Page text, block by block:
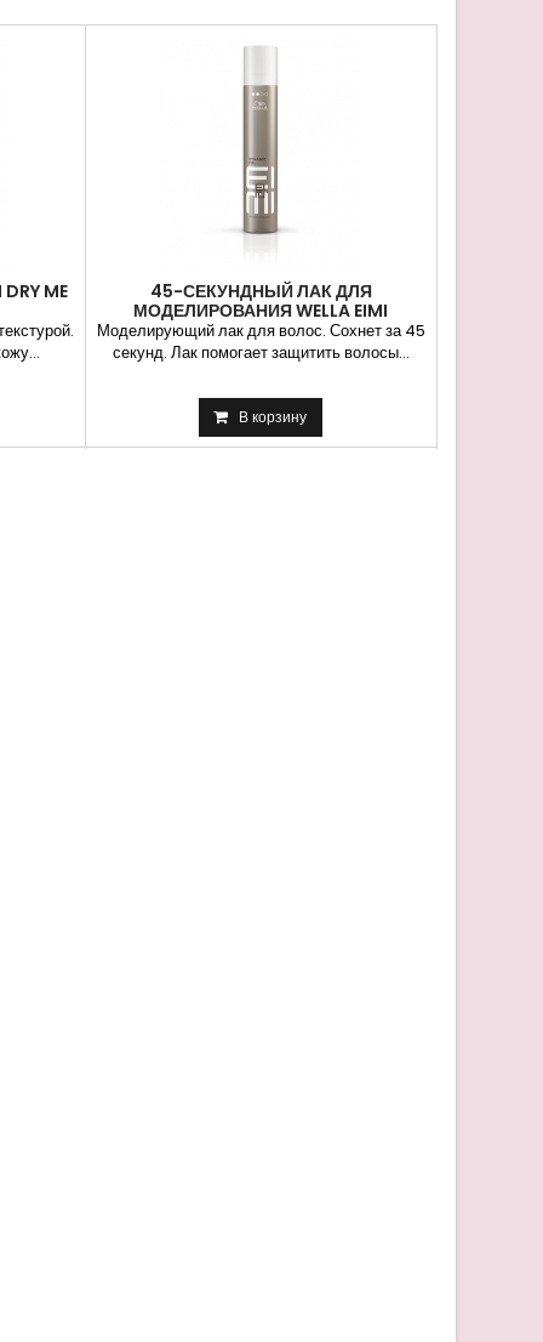
ME
45-СЕКУНДНЫЙ ЛАК ДЛЯ
МОДЕЛИРОВАНИЯ WELLA EIMI
DYNAMIC FIX
Моделирующий лак для волос. Сохнет за 45
секунд. Лак помогает защитить волосы...
В корзину